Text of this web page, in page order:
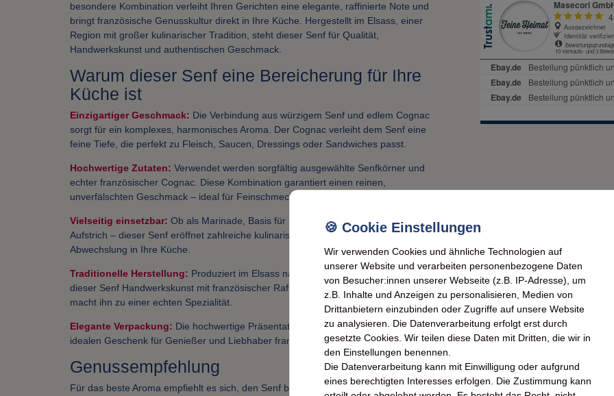
besondere Kombination verleiht Ihren Gerichten eine elegante, raffinierte Note und
bringt französische Genusskultur direkt in Ihre Küche. Hergestellt im Elsass, einer
Region mit großer kulinarischer Tradition, steht dieser Senf für Qualität,
Handwerkskunst und authentischen Geschmack.
Warum dieser Senf eine Bereicherung für Ihre
Küche ist
Einzigartiger Geschmack: Die Verbindung aus würzigem Senf und edlem Cognac
sorgt für ein komplexes, harmonisches Aroma. Der Cognac verleiht dem Senf eine
feine Tiefe, die perfekt zu Fleisch, Saucen, Dressings oder Sandwiches passt.
Hochwertige Zutaten: Verwendet werden sorgfältig ausgewählte Senfkörner und
echter französischer Cognac. Diese Kombination garantiert einen reinen,
unverfälschten Geschmack – ideal für Feinschmecker.
Vielseitig einsetzbar: Ob als Marinade, Basis für Saucen oder aromatischer
Aufstrich – dieser Senf eröffnet zahlreiche kulinarische Möglichkeiten und bringt
Abwechslung in Ihre Küche.
Traditionelle Herstellung: Produziert im Elsass nach bewährten Methoden, vereint
dieser Senf Handwerkskunst mit französischer Raffinesse. Die Zugabe von Cognac
macht ihn zu einer echten Spezialität.
Elegante Verpackung: Die hochwertige Präsentation macht den Senf zu einem
idealen Geschenk für Genießer und Liebhaber französischer Delikatessen.
Genussempfehlung
Für das beste Aroma empfiehlt es sich, den Senf bei Raumtemperatur zu servieren.
Wir verwenden Cookies und ähnliche Technologien auf
unserer Website und verarbeiten personenbezogene Daten
von Besucher:innen unserer Webseite (z.B. IP-Adresse), um
z.B. Inhalte und Anzeigen zu personalisieren, Medien von
Drittanbietern einzubinden oder Zugriffe auf unsere Website
zu analysieren. Die Datenverarbeitung erfolgt erst durch
gesetzte Cookies. Wir teilen diese Daten mit Dritten, die wir in
den Einstellungen benennen.
Die Datenverarbeitung kann mit Einwilligung oder aufgrund
eines berechtigten Interesses erfolgen. Die Zustimmung kann